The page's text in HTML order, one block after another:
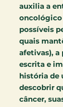
auxilia a
oncológico
possíveis
quais
afetivas), a
escrita e
história de
descobrir
câncer,